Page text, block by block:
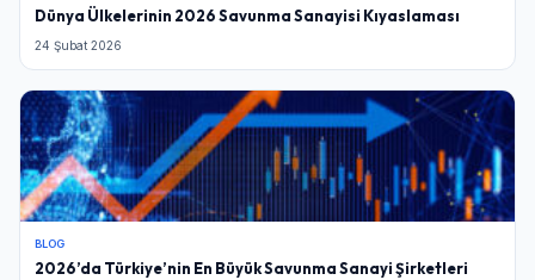
Dünya Ülkelerinin 2026 Savunma Sanayisi Kıyaslaması
24 Şubat 2026
BLOG
2026’da Türkiye’nin En Büyük Savunma Sanayi Şirketleri